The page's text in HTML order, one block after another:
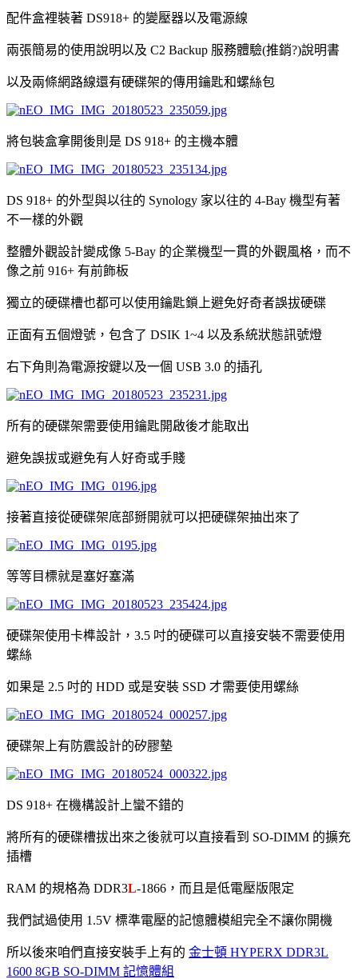
配件盒裡裝著 DS918+ 的變壓器以及電源線
兩張簡易的使用說明以及 C2 Backup 服務體驗(推銷?)說明書
以及兩條網路線還有硬碟架的傳用鑰匙和螺絲包
將包裝盒拿開後則是 DS 918+ 的主機本體
DS 918+ 的外型與以往的 Synology 家以往的 4-Bay 機型有著
不一樣的外觀
整體外觀設計變成像 5-Bay 的企業機型一貫的外觀風格，而不
像之前 916+ 有前飾板
獨立的硬碟槽也都可以使用鑰匙鎖上避免好奇者誤拔硬碟
正面有五個燈號，包含了 DSIK 1~4 以及系統狀態訊號燈
右下角則為電源按鍵以及一個 USB 3.0 的插孔
所有的硬碟架需要使用鑰匙開啟後才能取出
避免誤拔或避免有人好奇或手賤
接著直接從硬碟架底部掰開就可以把硬碟架抽出來了
等等目標就是塞好塞滿
硬碟架使用卡榫設計，3.5 吋的硬碟可以直接安裝不需要使用
螺絲
如果是 2.5 吋的 HDD 或是安裝 SSD 才需要使用螺絲
硬碟架上有防震設計的矽膠墊
DS 918+ 在機構設計上蠻不錯的
將所有的硬碟槽拔出來之後就可以直接看到 SO-DIMM 的擴充
插槽
RAM 的規格為 DDR3L-1866，而且是低電壓版限定
我們試過使用 1.5V 標準電壓的記憶體模組完全不讓你開機
所以後來咱們直接安裝手上有的 金士頓 HYPERX DDR3L
1600 8GB SO-DIMM 記憶體組